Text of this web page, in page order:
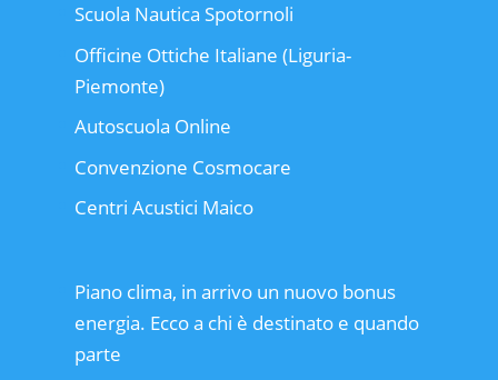
Scuola Nautica Spotornoli
Officine Ottiche Italiane (Liguria-
Piemonte)
Autoscuola Online
Convenzione Cosmocare
Centri Acustici Maico
Piano clima, in arrivo un nuovo bonus
energia. Ecco a chi è destinato e quando
parte